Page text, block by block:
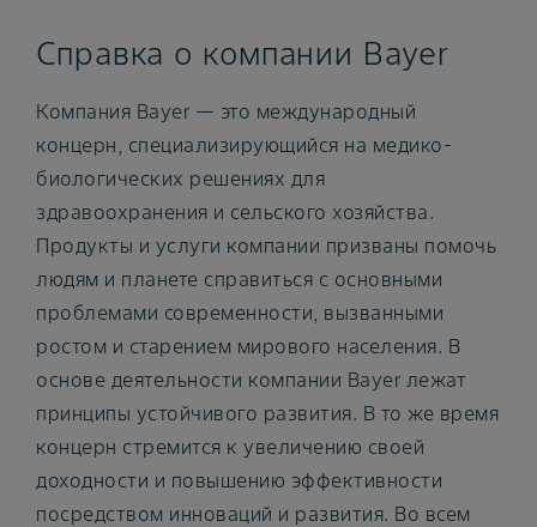
Справка о компании Bayer
Компания Bayer — это международный
концерн, специализирующийся на медико-
биологических решениях для
здравоохранения и сельского хозяйства.
Продукты и услуги компании призваны помочь
людям и планете справиться с основными
проблемами современности, вызванными
ростом и старением мирового населения. В
основе деятельности компании Bayer лежат
принципы устойчивого развития. В то же время
концерн стремится к увеличению своей
доходности и повышению эффективности
посредством инноваций и развития. Во всем